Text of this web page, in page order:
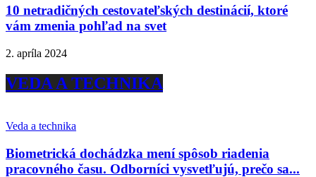
10 netradičných cestovateľských destinácií, ktoré
vám zmenia pohľad na svet
2. apríla 2024
VEDA A TECHNIKA
Veda a technika
Biometrická dochádzka mení spôsob riadenia
pracovného času. Odborníci vysvetľujú, prečo sa...